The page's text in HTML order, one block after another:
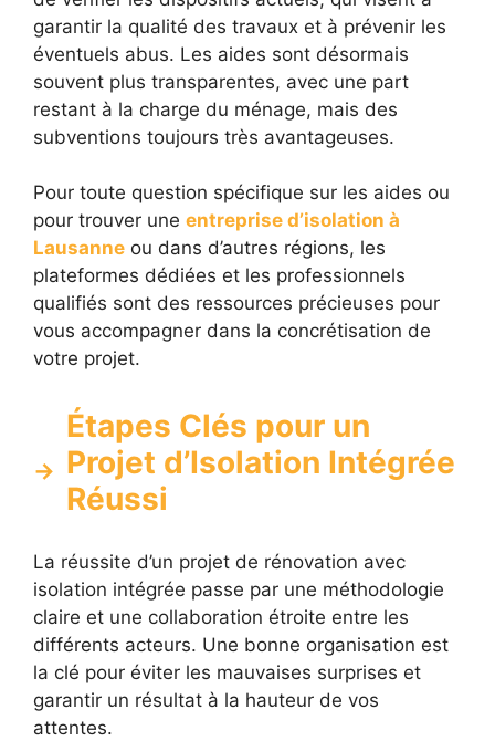
garantir la qualité des travaux et à prévenir les
éventuels abus. Les aides sont désormais
souvent plus transparentes, avec une part
restant à la charge du ménage, mais des
subventions toujours très avantageuses.
Pour toute question spécifique sur les aides ou
pour trouver une entreprise d’isolation à
Lausanne ou dans d’autres régions, les
plateformes dédiées et les professionnels
qualifiés sont des ressources précieuses pour
vous accompagner dans la concrétisation de
votre projet.
Étapes Clés pour un
Projet d’Isolation Intégrée
Réussi
La réussite d’un projet de rénovation avec
isolation intégrée passe par une méthodologie
claire et une collaboration étroite entre les
différents acteurs. Une bonne organisation est
la clé pour éviter les mauvaises surprises et
garantir un résultat à la hauteur de vos
attentes.